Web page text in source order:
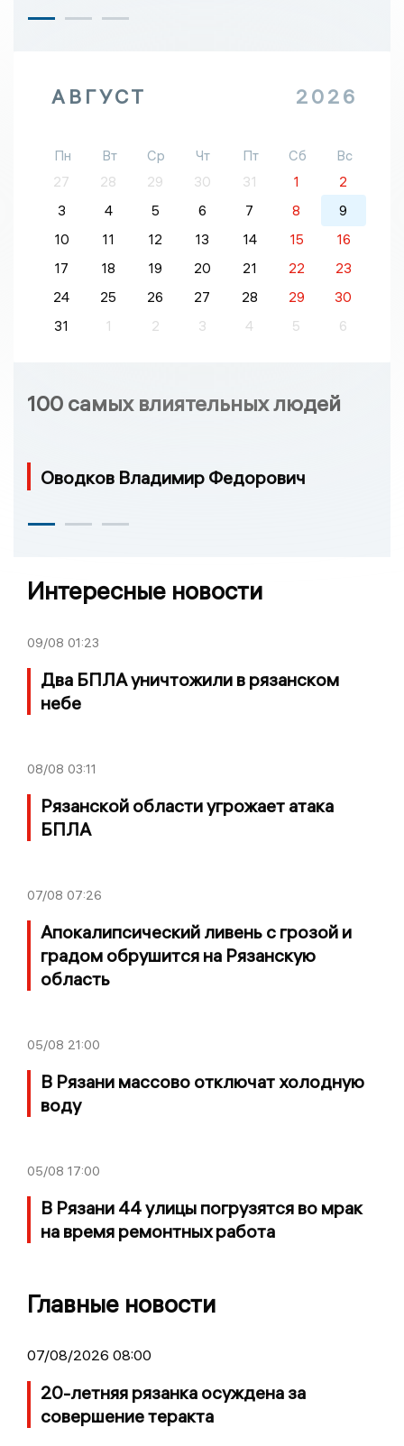
АВГУСТ 2026
Пн Вт Ср Чт Пт Сб
Вс
27
28 29 30 31 1
2
3
4 5 6 7 8
9
10
11 12 13 14 15
16
17
18 19 20 21 22
23
24
25 26 27 28 29
30
31
1 2 3 4 5 6
100 самых влиятельных людей
Оводков Владимир Федорович
Интересные новости
09/08 01:23
Два БПЛА уничтожили в рязанском
небе
08/08 03:11
Рязанской области угрожает атака
БПЛА
07/08 07:26
Апокалипсический ливень с грозой и
градом обрушится на Рязанскую
область
05/08 21:00
В Рязани массово отключат холодную
воду
05/08 17:00
В Рязани 44 улицы погрузятся во мрак
на время ремонтных работа
Главные новости
07/08/2026 08:00
20-летняя рязанка осуждена за
совершение теракта